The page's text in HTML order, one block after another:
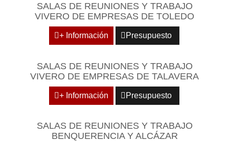
SALAS DE REUNIONES Y TRABAJO
VIVERO DE EMPRESAS DE TOLEDO
+ Información Presupuesto
SALAS DE REUNIONES Y TRABAJO
VIVERO DE EMPRESAS DE TALAVERA
+ Información Presupuesto
SALAS DE REUNIONES Y TRABAJO
BENQUERENCIA Y ALCÁZAR